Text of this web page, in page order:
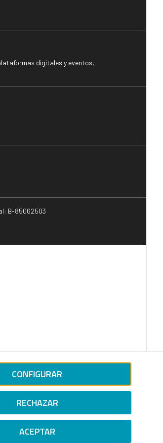
CONFIGURAR
RECHAZAR
ACEPTAR
digitales y eventos,
B-85062503